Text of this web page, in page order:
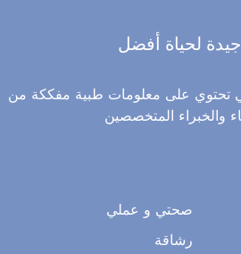
لحياة أفضل
تحتوي على معلومات طبية مفككة من
والخبراء المتخصصين
صحتي و عملي
رشاقة